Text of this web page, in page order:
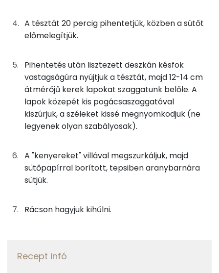
4gsó
0 kcal
cukor
15gtej 8 kcal
Összesen 571 kcal
Foszfor
Magnézium
Kálcium
Szelén
TOP vitaminok
Kolin:
E vitamin:
Lut-zea
Összesen
A tésztát 20 percig pihentetjük, közben a sütőt
előmelegítjük.
Pihentetés után lisztezett deszkán késfok
vastagságúra nyújtjuk a tésztát, majd 12-14 cm
átmérőjű kerek lapokat szaggatunk belőle. A
lapok közepét kis pogácsaszaggatóval
kiszúrjuk, a széleket kissé megnyomkodjuk (ne
legyenek olyan szabályosak).
A "kenyereket" villával megszurkáljuk, majd
sütőpapírral borított, tepsiben aranybarnára
sütjük.
Rácson hagyjuk kihűlni.
Recept infó